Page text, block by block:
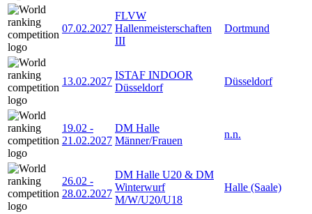
07.02.2027
FLVW
Hallenmeisterschaften
III
Dortmund
13.02.2027
ISTAF INDOOR
Düsseldorf
Düsseldorf
19.02 -
21.02.2027
DM Halle
Männer/Frauen
n.n.
26.02 -
28.02.2027
DM Halle U20 & DM
Winterwurf
M/W/U20/U18
Halle (Saale)